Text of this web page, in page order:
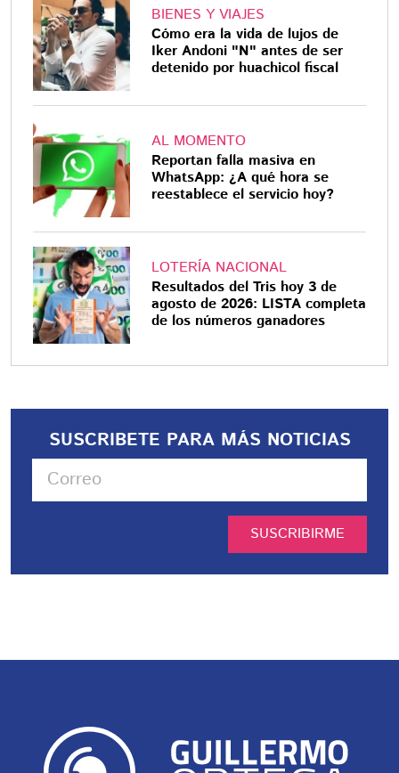
BIENES Y VIAJES
Cómo era la vida de lujos de
Iker Andoni "N" antes de ser
detenido por huachicol fiscal
AL MOMENTO
Reportan falla masiva en
WhatsApp: ¿A qué hora se
reestablece el servicio hoy?
LOTERÍA NACIONAL
Resultados del Tris hoy 3 de
agosto de 2026: LISTA completa
de los números ganadores
SUSCRIBETE PARA MÁS NOTICIAS
SUSCRIBIRME